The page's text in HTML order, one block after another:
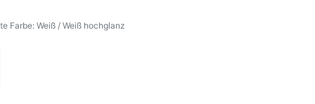
Farbe: Weiß / Weiß hochglanz
/ Weiß hochglanz